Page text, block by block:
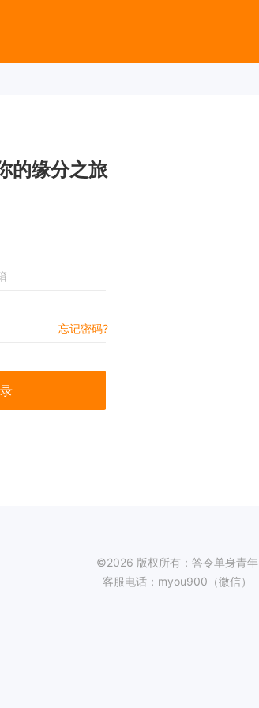
的缘分之旅
忘记密码?
©2026 版权所有：答令单身青年
客服电话：myou900（微信）